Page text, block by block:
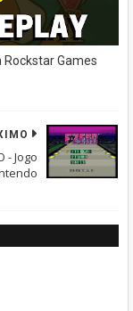
Rockstar Games
- Jogo